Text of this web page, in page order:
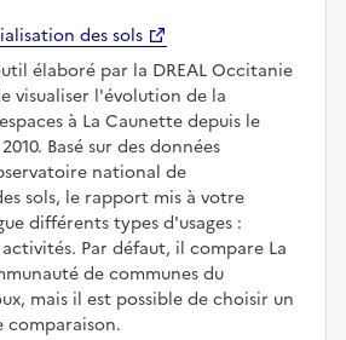
des sols
élaboré par la DREAL Occitanie
visualiser l'évolution de la
à La Caunette depuis le
Basé sur des données
national de
sols, le rapport mis à votre
différents types d'usages :
Par défaut, il compare La
de communes du
mais il est possible de choisir un